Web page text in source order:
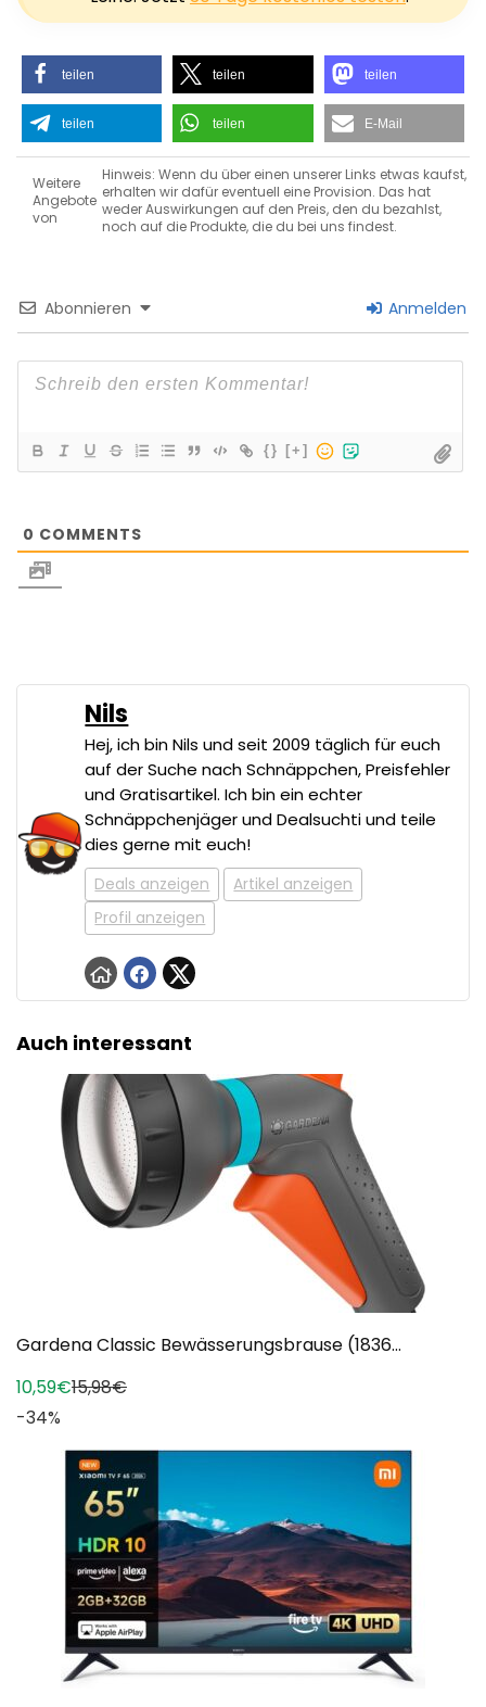
teilen teilen teilen
teilen teilen E-Mail
Weitere
Angebote
von
Hinweis: Wenn du über einen unserer Links etwas kaufst,
erhalten wir dafür eventuell eine Provision. Das hat
weder Auswirkungen auf den Preis, den du bezahlst,
noch auf die Produkte, die du bei uns findest.
Abonnieren Anmelden
{} [+]
0 COMMENTS
Nils
Hej, ich bin Nils und seit 2009 täglich für euch
auf der Suche nach Schnäppchen, Preisfehler
und Gratisartikel. Ich bin ein echter
Schnäppchenjäger und Dealsuchti und teile
dies gerne mit euch!
Deals anzeigen
Artikel anzeigen
Profil anzeigen
Auch interessant
Gardena Classic Bewässerungsbrause (1836...
10,59€15,98€
-34%